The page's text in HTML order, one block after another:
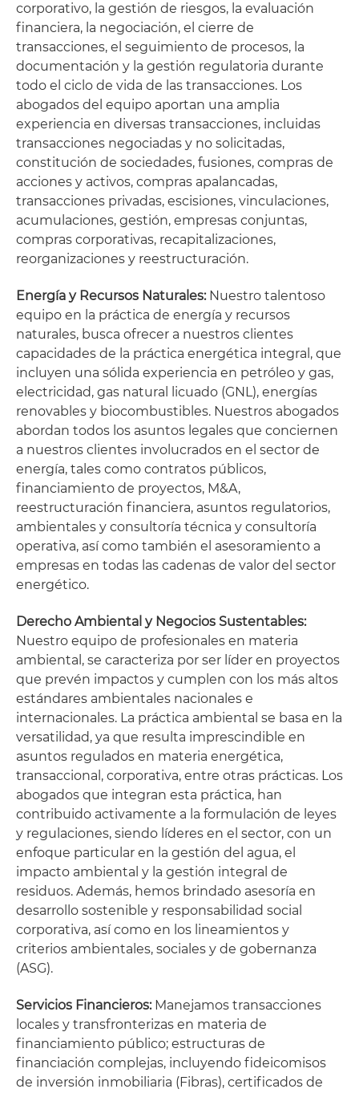
corporativo, la gestión de riesgos, la evaluación
financiera, la negociación, el cierre de
transacciones, el seguimiento de procesos, la
documentación y la gestión regulatoria durante
todo el ciclo de vida de las transacciones. Los
abogados del equipo aportan una amplia
experiencia en diversas transacciones, incluidas
transacciones negociadas y no solicitadas,
constitución de sociedades, fusiones, compras de
acciones y activos, compras apalancadas,
transacciones privadas, escisiones, vinculaciones,
acumulaciones, gestión, empresas conjuntas,
compras corporativas, recapitalizaciones,
reorganizaciones y reestructuración.
Energía y Recursos Naturales:Nuestro talentoso
equipo en la práctica de energía y recursos
naturales, busca ofrecer a nuestros clientes
capacidades de la práctica energética integral, que
incluyen una sólida experiencia en petróleo y gas,
electricidad, gas natural licuado (GNL), energías
renovables y biocombustibles. Nuestros abogados
abordan todos los asuntos legales que conciernen
a nuestros clientes involucrados en el sector de
energía, tales como contratos públicos,
financiamiento de proyectos, M&A,
reestructuración financiera, asuntos regulatorios,
ambientales y consultoría técnica y consultoría
operativa, así como también el asesoramiento a
empresas en todas las cadenas de valor del sector
energético.
Derecho Ambiental y Negocios Sustentables:
Nuestro equipo de profesionales en materia
ambiental, se caracteriza por ser líder en proyectos
que prevén impactos y cumplen con los más altos
estándares ambientales nacionales e
internacionales. La práctica ambiental se basa en la
versatilidad, ya que resulta imprescindible en
asuntos regulados en materia energética,
transaccional, corporativa, entre otras prácticas. Los
abogados que integran esta práctica, han
contribuido activamente a la formulación de leyes
y regulaciones, siendo líderes en el sector, con un
enfoque particular en la gestión del agua, el
impacto ambiental y la gestión integral de
residuos. Además, hemos brindado asesoría en
desarrollo sostenible y responsabilidad social
corporativa, así como en los lineamientos y
criterios ambientales, sociales y de gobernanza
(ASG).
Servicios Financieros:Manejamos transacciones
locales y transfronterizas en materia de
financiamiento público; estructuras de
financiación complejas, incluyendo fideicomisos
de inversión inmobiliaria (Fibras), certificados de